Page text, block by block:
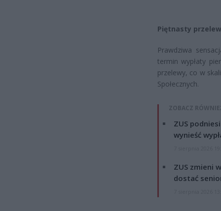
Piętnasty
Prawdziwa
termin wypłaty
przelewy, co w
Społecznych.
ZOBACZ
ZUS
wynieść
ZUS zmieni
dostać